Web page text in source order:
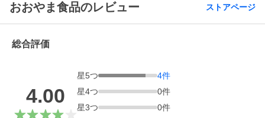
おおやま食品のレビュー ストアページ
総合評価
4.00
星5つ 4件
星4つ 0件
星3つ 0件